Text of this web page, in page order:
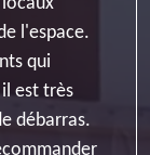
l'espace.
qui
est très
débarras.